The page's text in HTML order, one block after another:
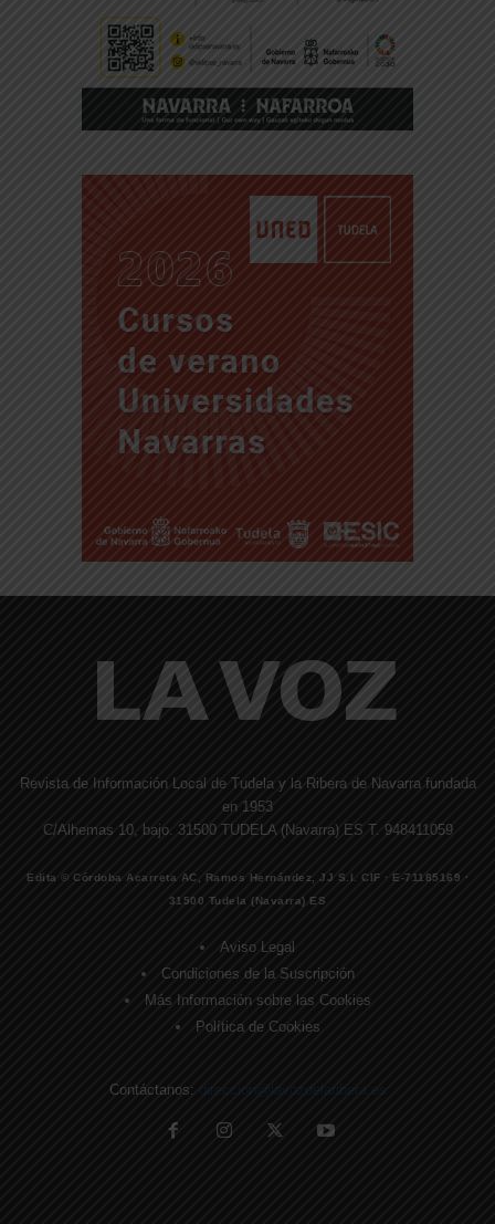
Revista de Información Local de Tudela y la Ribera de Navarra fundada
en 1953
C/Alhemas 10, bajo. 31500 TUDELA (Navarra) ES T. 948411059
Edita © Córdoba Acarreta AC, Ramos Hernández, JJ S.I. CIF · E-71185169 ·
31500 Tudela (Navarra) ES
Aviso Legal
Condiciones de la Suscripción
Más Información sobre las Cookies
Política de Cookies
Contáctanos: direccion@lavozdelaribera.es